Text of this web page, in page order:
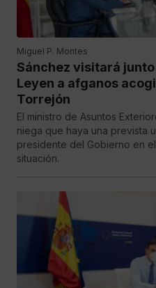
Miguel P. Montes
Sánchez visitará
Leyen a afganos
Torrejón
El ministro de Asuntos
niega que haya una prevista
presidente del Gobierno en
situación.